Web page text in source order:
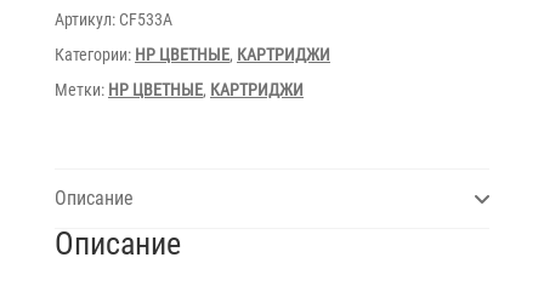
CF533A
Magenta
for
M154,180,181
(900
Артикул: CF533A
Категории: HP ЦВЕТНЫЕ, КАРТРИДЖИ
Метки: HP ЦВЕТНЫЕ, КАРТРИДЖИ
Описание
Описание